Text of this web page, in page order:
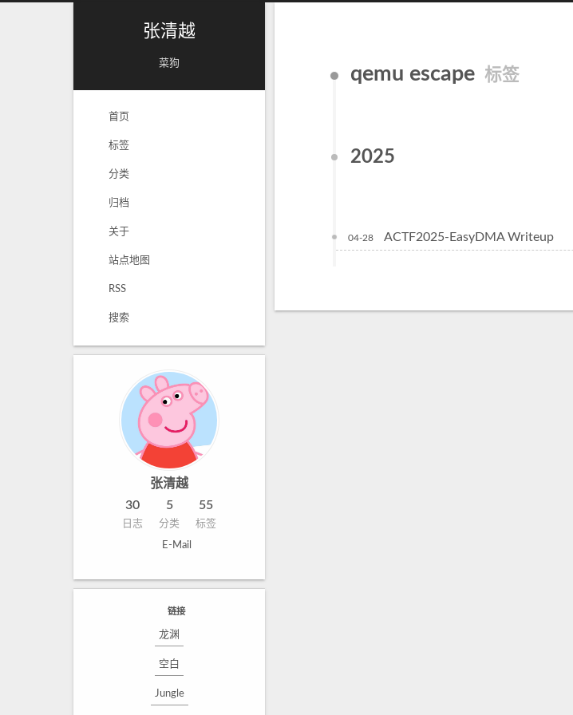
张清越
菜狗
首页
标签
分类
归档
关于
站点地图
RSS
搜索
张清越
30
日志
5
分类
55
标签
E-Mail
链接
龙渊
空白
Jungle
qemu escape 标签
2025
04-28 ACTF2025-EasyDMA Writeup